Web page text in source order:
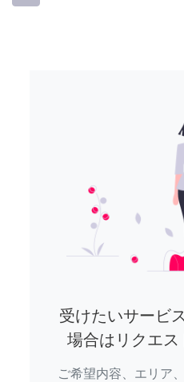
受けたいサービ
場合はリクエス
ご希望内容、エリア